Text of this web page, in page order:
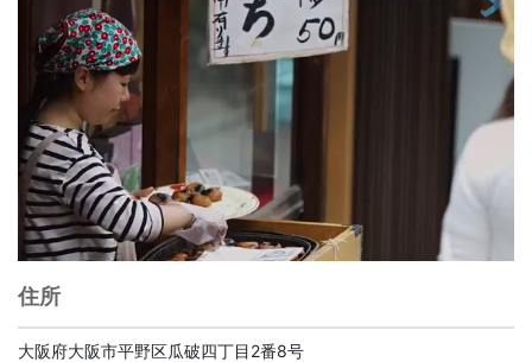
住所
大阪府大阪市平野区瓜破四丁目2番8号